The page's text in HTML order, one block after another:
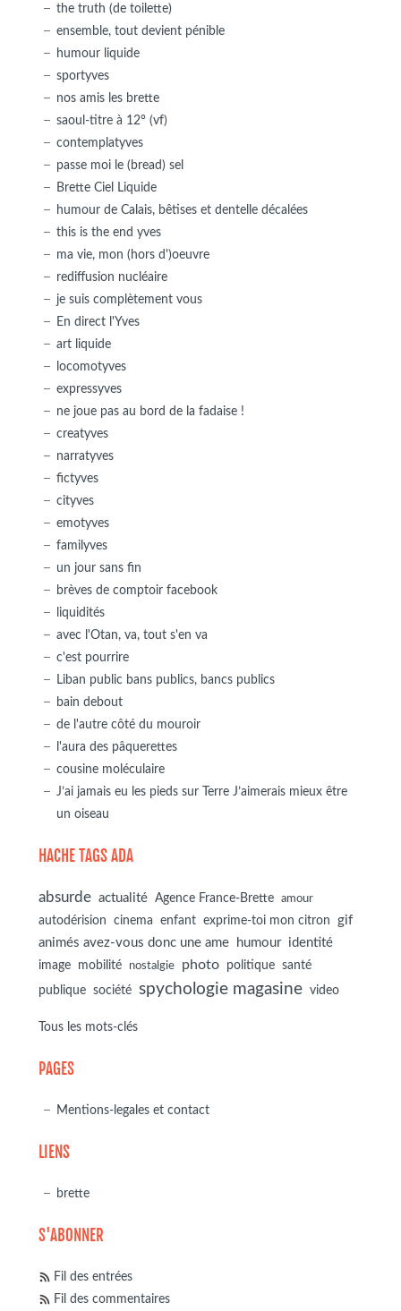
the truth (de toilette)
ensemble, tout devient pénible
humour liquide
sportyves
nos amis les brette
saoul-titre à 12° (vf)
contemplatyves
passe moi le (bread) sel
Brette Ciel Liquide
humour de Calais, bêtises et dentelle décalées
this is the end yves
ma vie, mon (hors d')oeuvre
rediffusion nucléaire
je suis complètement vous
En direct l'Yves
art liquide
locomotyves
expressyves
ne joue pas au bord de la fadaise !
creatyves
narratyves
fictyves
cityves
emotyves
familyves
un jour sans fin
brèves de comptoir facebook
liquidités
avec l'Otan, va, tout s'en va
c'est pourrire
Liban public bans publics, bancs publics
bain debout
de l'autre côté du mouroir
l'aura des pâquerettes
cousine moléculaire
J’ai jamais eu les pieds sur Terre J’aimerais mieux être
un oiseau
HACHE TAGS ADA
absurde actualité Agence France-Brette amour
autodérision cinema enfant exprime-toi mon citron
gif
animés avez-vous donc une ame
humour identité
image mobilité nostalgie photo politique
santé
publique
société spychologie magasine video
Tous les mots-clés
PAGES
Mentions-legales et contact
LIENS
brette
S'ABONNER
Fil des entrées
Fil des commentaires